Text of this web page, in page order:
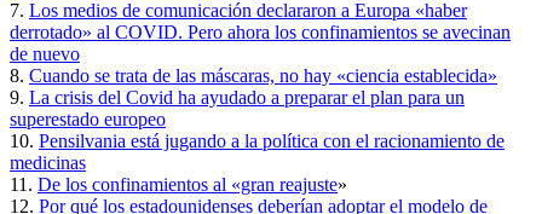
7. Los medios de comunicación declararon a Europa «haber
derrotado» al COVID. Pero ahora los confinamientos se avecinan
de nuevo
8. Cuando se trata de las máscaras, no hay «ciencia establecida»
9. La crisis del Covid ha ayudado a preparar el plan para un
superestado europeo
10. Pensilvania está jugando a la política con el racionamiento de
medicinas
11. De los confinamientos al «gran reajuste»
12. Por qué los estadounidenses deberían adoptar el modelo de